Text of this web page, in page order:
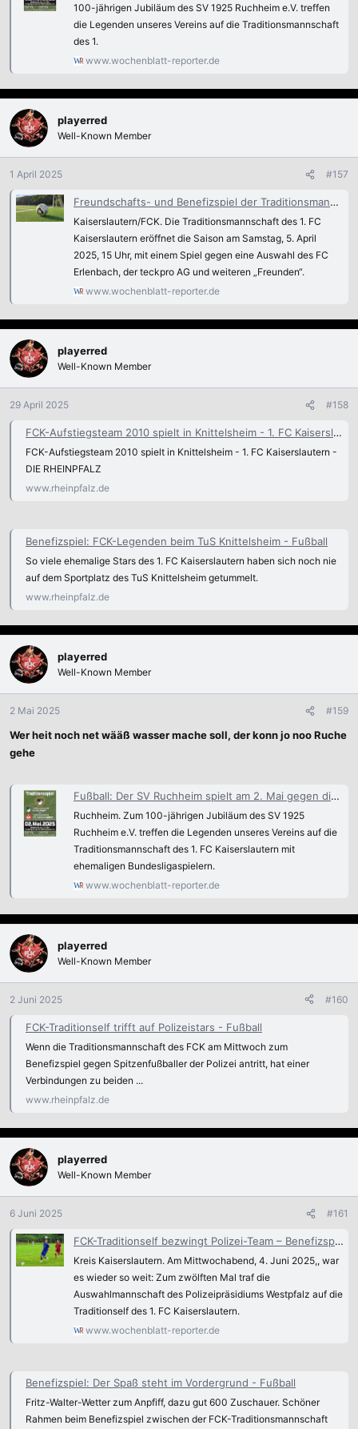
100-jährigen Jubiläum des SV 1925 Ruchheim e.V. treffen
die Legenden unseres Vereins auf die Traditionsmannschaft
des 1.
www.wochenblatt-reporter.de
playerred
Well-Known Member
1 April 2025 #157
Freundschafts- und Benefizspiel der Traditionsmannschaft des FCK in Erlenbach - Kaiserslautern
Kaiserslautern/FCK. Die Traditionsmannschaft des 1. FC
Kaiserslautern eröffnet die Saison am Samstag, 5. April
2025, 15 Uhr, mit einem Spiel gegen eine Auswahl des FC
Erlenbach, der teckpro AG und weiteren „Freunden“.
www.wochenblatt-reporter.de
playerred
Well-Known Member
29 April 2025 #158
FCK-Aufstiegsteam 2010 spielt in Knittelsheim - 1. FC Kaiserslautern
FCK-Aufstiegsteam 2010 spielt in Knittelsheim - 1. FC Kaiserslautern -
DIE RHEINPFALZ
www.rheinpfalz.de
Benefizspiel: FCK-Legenden beim TuS Knittelsheim - Fußball
So viele ehemalige Stars des 1. FC Kaiserslautern haben sich noch nie
auf dem Sportplatz des TuS Knittelsheim getummelt.
www.rheinpfalz.de
playerred
Well-Known Member
2 Mai 2025 #159
Wer heit noch net wääß wasser mache soll, der konn jo noo Ruche
gehe
Fußball: Der SV Ruchheim spielt am 2. Mai gegen die FCK-Traditionsmannschaft
Ruchheim. Zum 100-jährigen Jubiläum des SV 1925
Ruchheim e.V. treffen die Legenden unseres Vereins auf die
Traditionsmannschaft des 1. FC Kaiserslautern mit
ehemaligen Bundesligaspielern.
www.wochenblatt-reporter.de
playerred
Well-Known Member
2 Juni 2025 #160
FCK-Traditionself trifft auf Polizeistars - Fußball
Wenn die Traditionsmannschaft des FCK am Mittwoch zum
Benefizspiel gegen Spitzenfußballer der Polizei antritt, hat einer
Verbindungen zu beiden ...
www.rheinpfalz.de
playerred
Well-Known Member
6 Juni 2025 #161
FCK-Traditionself bezwingt Polizei-Team – Benefizspiel bringt starke Spendensumme
Kreis Kaiserslautern. Am Mittwochabend, 4. Juni 2025,, war
es wieder so weit: Zum zwölften Mal traf die
Auswahlmannschaft des Polizeipräsidiums Westpfalz auf die
Traditionself des 1. FC Kaiserslautern.
www.wochenblatt-reporter.de
Benefizspiel: Der Spaß steht im Vordergrund - Fußball
Fritz-Walter-Wetter zum Anpfiff, dazu gut 600 Zuschauer. Schöner
Rahmen beim Benefizspiel zwischen der FCK-Traditionsmannschaft